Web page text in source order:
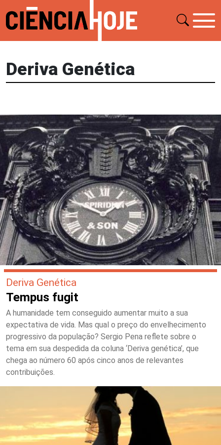
Deriva Genética
Deriva Genética
Tempus fugit
A humanidade tem conseguido aumentar muito a sua
expectativa de vida. Mas qual o preço do envelhecimento
progressivo da população? Sergio Pena reflete sobre o
tema em sua despedida da coluna ‘Deriva genética’, que
chega ao número 60 após cinco anos de relevantes
contribuições.